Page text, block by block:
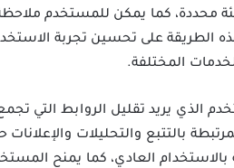
محددة، كما يمكن للمستخدم
الطريقة على تحسين تجربة
المختلفة.
الذي يريد تقليل الروابط التي
بالتتبع والتحليلات والإعلانات
العادي، كما يمنح